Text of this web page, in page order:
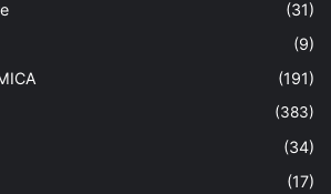
(31)
(9)
(191)
(383)
(34)
(17)